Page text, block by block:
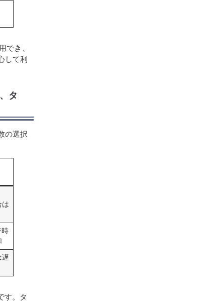
でき、
して利
タ
の選択
は
時
遅
す。タ